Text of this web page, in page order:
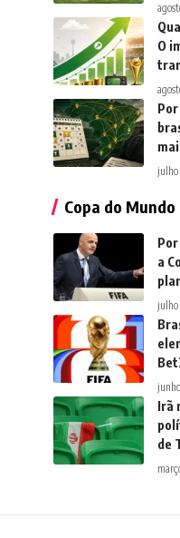
O
julho
Copa do Mundo
a
Irã
de